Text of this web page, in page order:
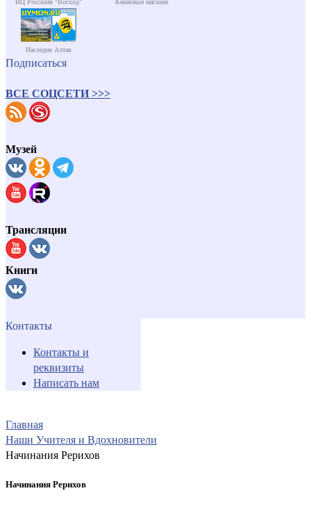
Наследие Алтая
Подписаться
ВСЕ СОЦСЕТИ >>>
Музей
Трансляции
Книги
Контакты
Контакты и
реквизиты
Написать нам
Главная
Наши Учителя и Вдохновители
Начинания Рерихов
Начинания Рерихов